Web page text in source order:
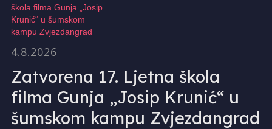
4.8.2026
Zatvorena 17. Ljetna škola
filma Gunja „Josip Krunić“ u
šumskom kampu Zvjezdangrad